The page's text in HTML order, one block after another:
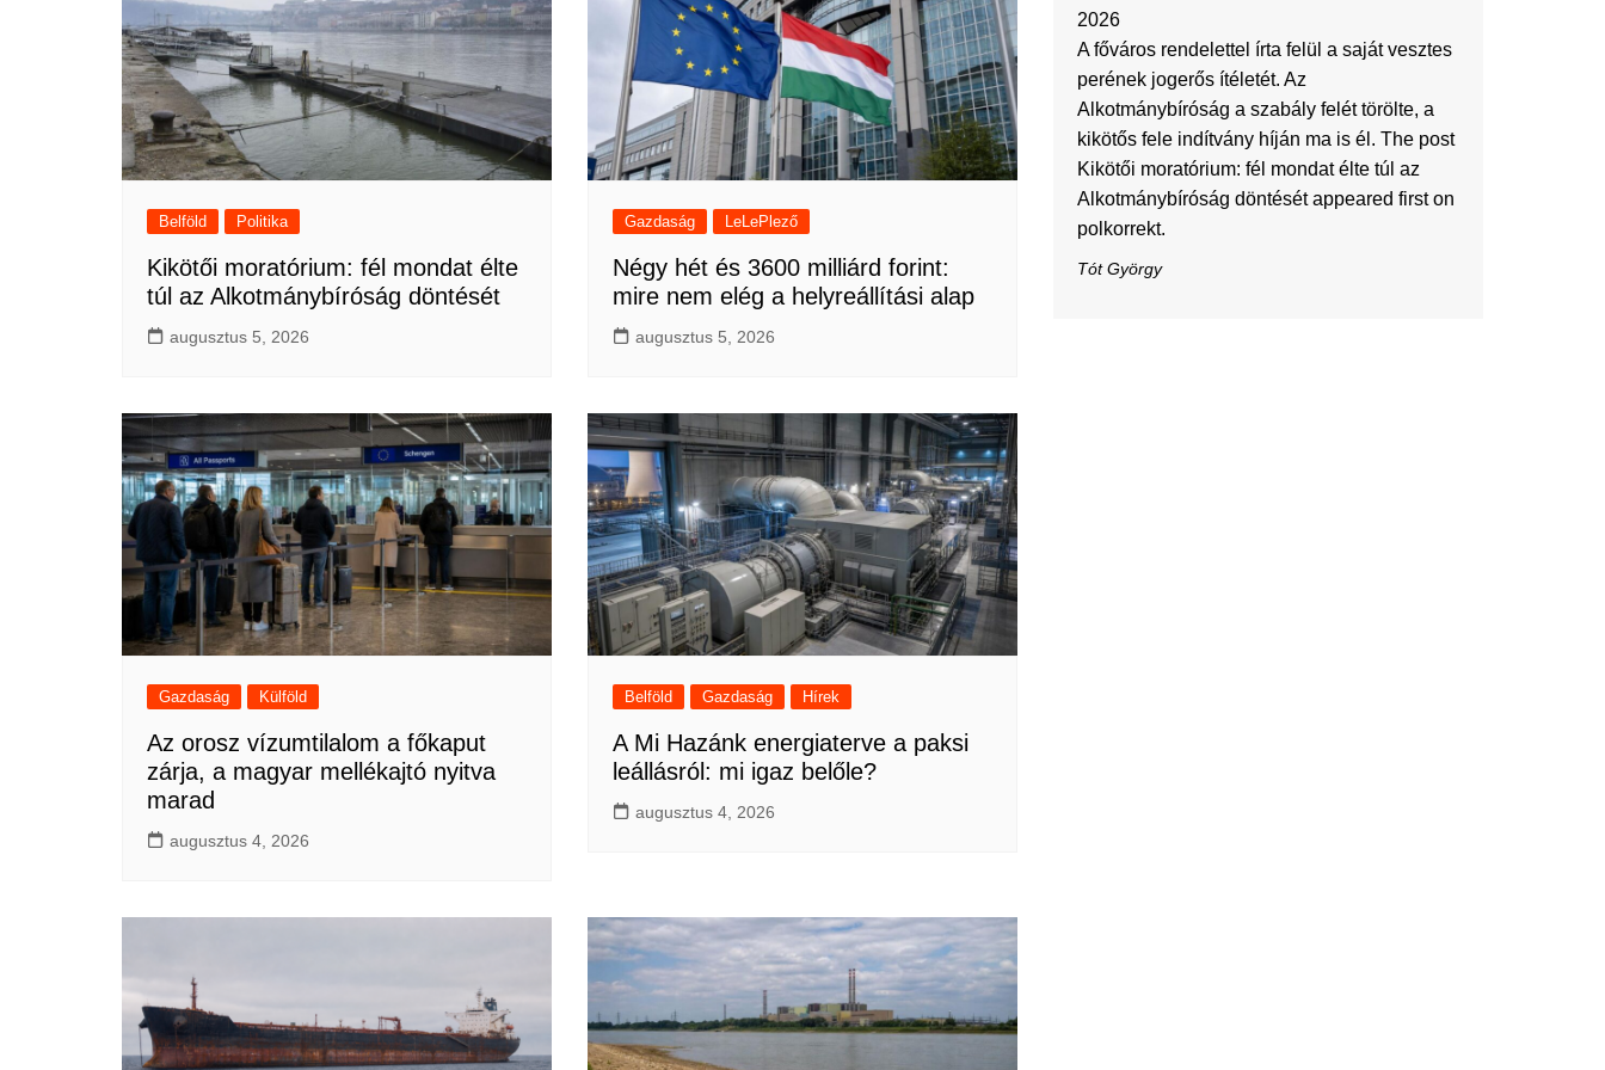
Belföld Politika
Kikötői moratórium: fél mondat élte
túl az Alkotmánybíróság döntését
augusztus 5, 2026
Gazdaság LeLePlező
Négy hét és 3600 milliárd forint:
mire nem elég a helyreállítási alap
augusztus 5, 2026
Gazdaság Külföld
Az orosz vízumtilalom a főkaput
zárja, a magyar mellékajtó nyitva
marad
augusztus 4, 2026
Belföld Gazdaság Hírek
A Mi Hazánk energiaterve a paksi
leállásról: mi igaz belőle?
augusztus 4, 2026
2026
A főváros rendelettel írta felül a saját vesztes
perének jogerős ítéletét. Az
Alkotmánybíróság a szabály felét törölte, a
kikötős fele indítvány híján ma is él. The post
Kikötői moratórium: fél mondat élte túl az
Alkotmánybíróság döntését appeared first on
polkorrekt.
Tót György